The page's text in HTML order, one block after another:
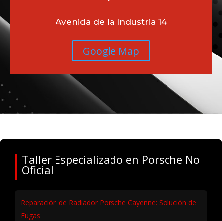
Avenida de la Industria 14
Google Map
Taller Especializado en Porsche No
Oficial
Reparación de Radiador Porsche Cayenne: Solución de
Fugas